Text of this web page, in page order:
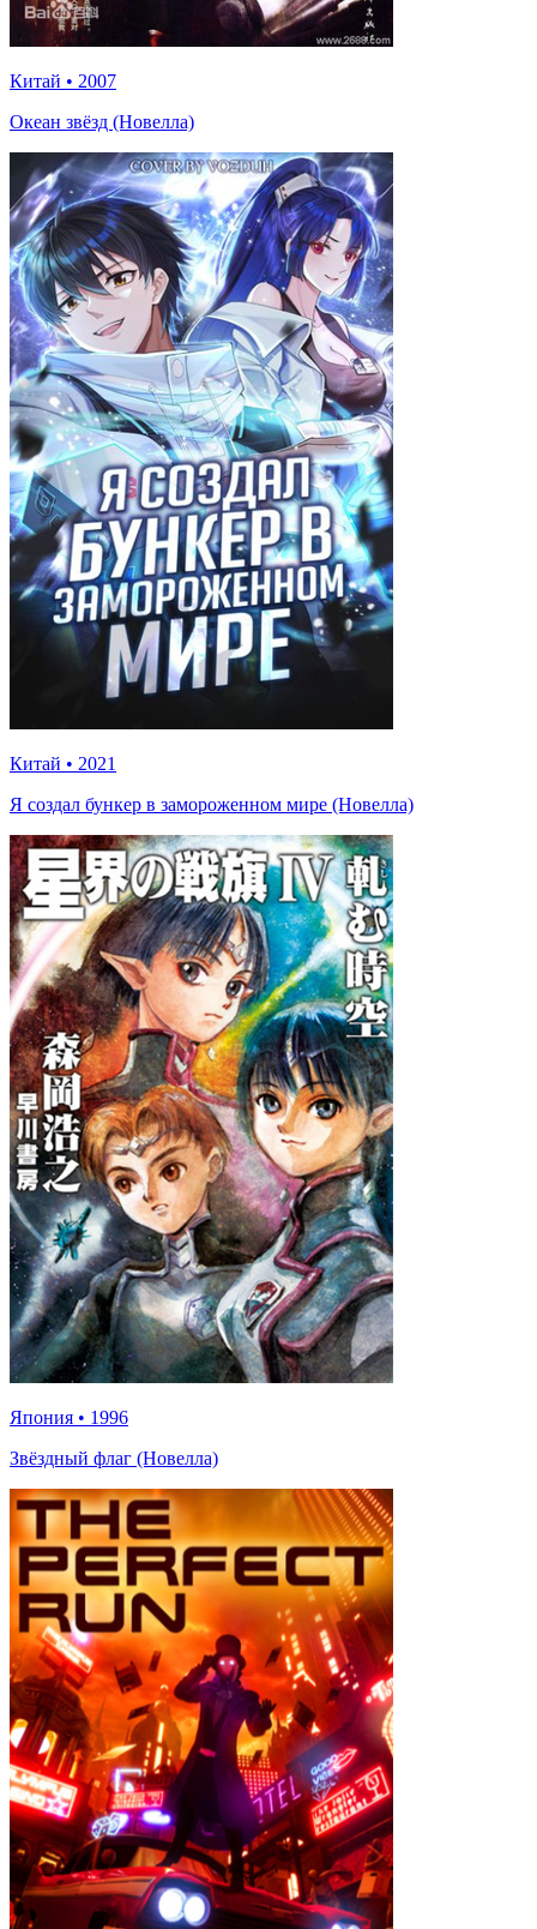
Китай • 2007
Океан звёзд (Новелла)
Китай • 2021
Я создал бункер в замороженном мире (Новелла)
Япония • 1996
Звёздный флаг (Новелла)